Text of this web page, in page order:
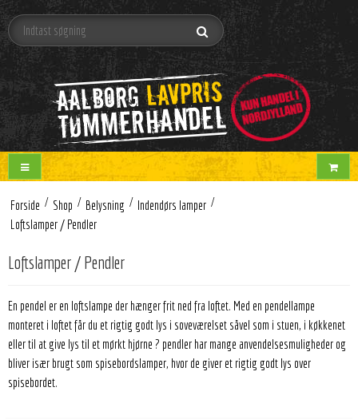
Forside / Shop / Belysning / Indendørs lamper /
Loftslamper / Pendler
Loftslamper / Pendler
En pendel er en loftslampe der hænger frit ned fra loftet. Med en pendellampe
monteret i loftet får du et rigtig godt lys i soveværelset såvel som i stuen, i køkkenet
eller til at give lys til et mørkt hjørne ? pendler har mange anvendelsesmuligheder og
bliver især brugt som spisebordslamper, hvor de giver et rigtig godt lys over
spisebordet.